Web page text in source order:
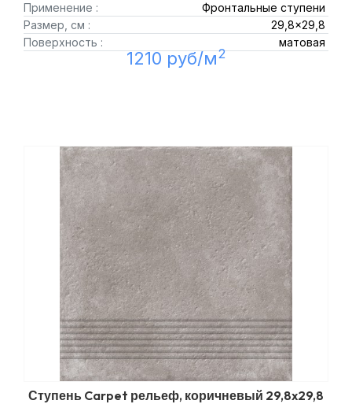
Применение :
Фронтальные ступени
Размер, см :
29,8x29,8
Поверхность :
матовая
1210 руб/м2
Ступень Carpet рельеф, коричневый 29,8x29,8